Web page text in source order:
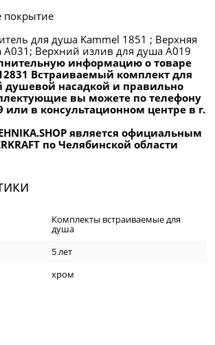
покрытие
для душа Kammel 1851 ; Верхняя
A031; Верхний излив для душа A019
информацию о товаре
Встраиваемый комплект для
душевой насадкой и правильно
вы можете по телефону
или в консультационном центре в г.
является официальным
по Челябинской области
Комплекты встраиваемые для
душа
5 лет
хром